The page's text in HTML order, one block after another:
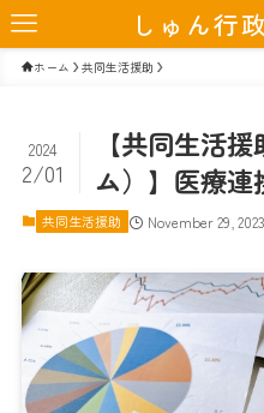
しゅん行
ホーム 共同生活援助
【共同生活
ム）】医療連
2024
2/01
共同生活援助 November 29, 2023